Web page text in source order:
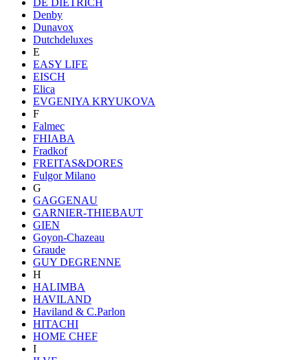
Denby
Dunavox
Dutchdeluxes
E
EASY LIFE
EISCH
Elica
EVGENIYA KRYUKOVA
F
Falmec
FHIABA
Fradkof
FREITAS&DORES
Fulgor Milano
G
GAGGENAU
GARNIER-THIEBAUT
GIEN
Goyon-Chazeau
Graude
GUY DEGRENNE
H
HALIMBA
HAVILAND
Haviland & C.Parlon
HITACHI
HOME CHEF
I